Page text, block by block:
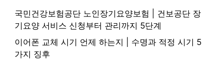
국민건강보험공단 노인장기요양보험 | 건보공단 장
기요양 서비스 신청부터 관리까지 5단계
이어폰 교체 시기 언제 하는지 | 수명과 적정 시기 5
가지 징후